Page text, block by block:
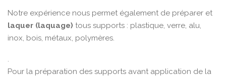
Notre expérience nous permet également de préparer et
laquer (laquage) tous supports : plastique, verre, alu,
inox, bois, métaux, polymères.
.
Pour la préparation des supports avant application de la